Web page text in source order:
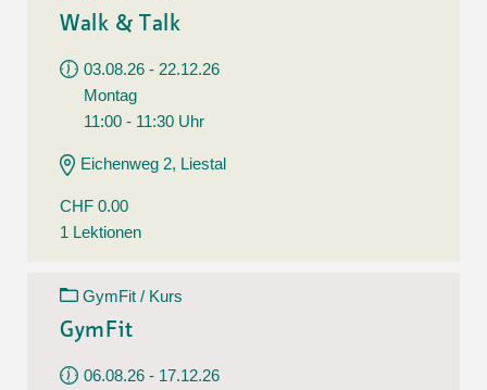
Walk & Talk
03.08.26 - 22.12.26
Montag
11:00 - 11:30 Uhr
Eichenweg 2, Liestal
CHF 0.00
1 Lektionen
GymFit / Kurs
GymFit
06.08.26 - 17.12.26